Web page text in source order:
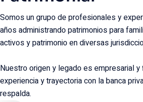
Somos un grupo de profesionales y
años administrando patrimonios para
activos y patrimonio en diversas
Nuestro origen y legado es empresarial y
experiencia y trayectoria con la banca
respalda.